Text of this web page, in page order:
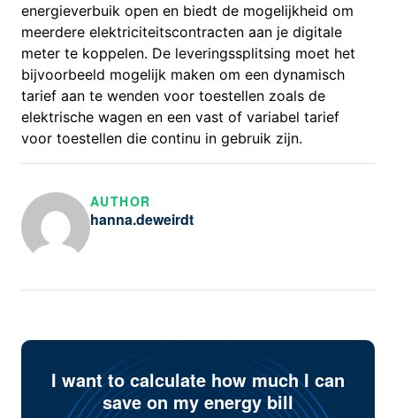
energieverbuik open en biedt de mogelijkheid om
meerdere elektriciteitscontracten aan je digitale
meter te koppelen. De leveringssplitsing moet het
bijvoorbeeld mogelijk maken om een dynamisch
tarief aan te wenden voor toestellen zoals de
elektrische wagen en een vast of variabel tarief
voor toestellen die continu in gebruik zijn.
AUTHOR
hanna.deweirdt
I want to calculate how much I can
save on my energy bill